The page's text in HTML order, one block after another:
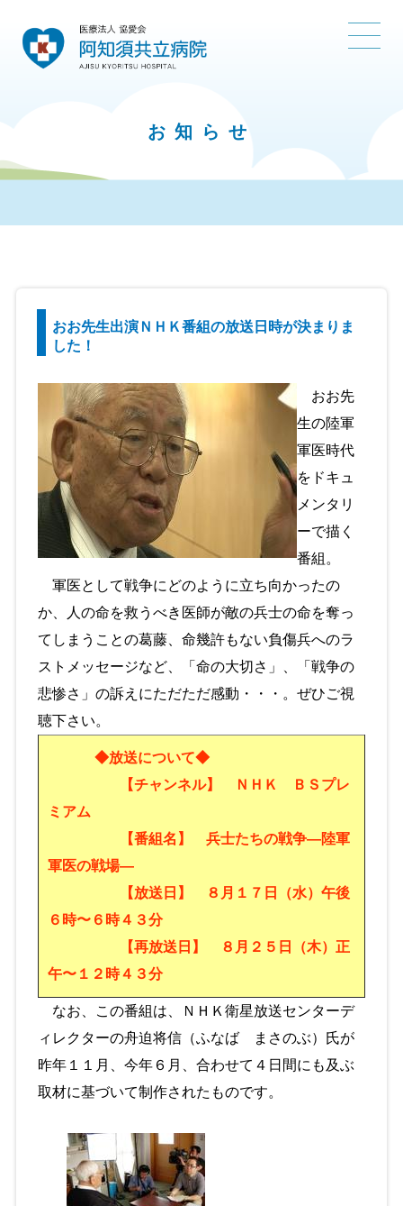
お知らせ
おお先生出演ＮＨＫ番組の放送日時が決まりま
した！
おお先
生の陸軍
軍医時代
をドキュ
メンタリ
ーで描く
番組。
軍医として戦争にどのように立ち向かったの
か、人の命を救うべき医師が敵の兵士の命を奪っ
てしまうことの葛藤、命幾許もない負傷兵へのラ
ストメッセージなど、「命の大切さ」、「戦争の
悲惨さ」の訴えにただただ感動・・・。ぜひご視
聴下さい。
◆放送について◆
【チャンネル】 ＮＨＫ ＢＳプレ
ミアム
【番組名】 兵士たちの戦争―陸軍
軍医の戦場―
【放送日】 ８月１７日（水）午後
６時〜６時４３分
【再放送日】 ８月２５日（木）正
午〜１２時４３分
なお、この番組は、ＮＨＫ衛星放送センターデ
ィレクターの舟迫将信（ふなば まさのぶ）氏が
昨年１１月、今年６月、合わせて４日間にも及ぶ
取材に基づいて制作されたものです。